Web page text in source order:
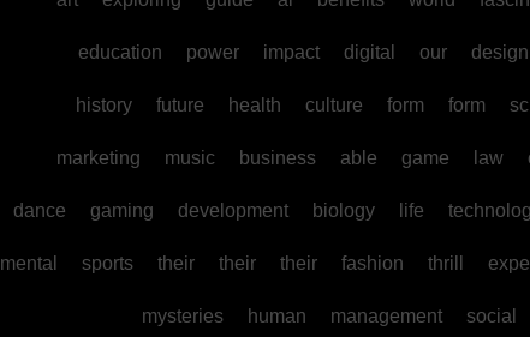
education power impact digital our design
history future health culture form form
marketing music business able game law
dance gaming development biology life
mental sports their their their fashion thrill
mysteries human management social